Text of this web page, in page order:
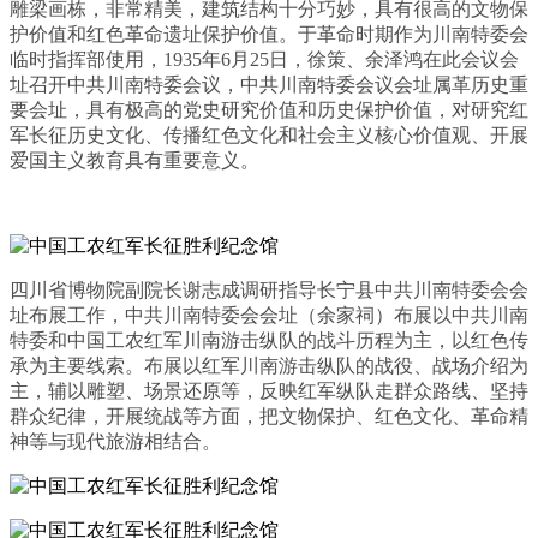
雕梁画栋，非常精美，建筑结构十分巧妙，具有很高的文物保
护价值和红色革命遗址保护价值。于革命时期作为川南特委会
临时指挥部使用，1935年6月25日，徐策、余泽鸿在此会议会
址召开中共川南特委会议，中共川南特委会议会址属革历史重
要会址，具有极高的党史研究价值和历史保护价值，对研究红
军长征历史文化、传播红色文化和社会主义核心价值观、开展
爱国主义教育具有重要意义。
四川省博物院副院长谢志成调研指导长宁县中共川南特委会会
址布展工作，中共川南特委会会址（余家祠）布展以中共川南
特委和中国工农红军川南游击纵队的战斗历程为主，以红色传
承为主要线索。布展以红军川南游击纵队的战役、战场介绍为
主，辅以雕塑、场景还原等，反映红军纵队走群众路线、坚持
群众纪律，开展统战等方面，把文物保护、红色文化、革命精
神等与现代旅游相结合。